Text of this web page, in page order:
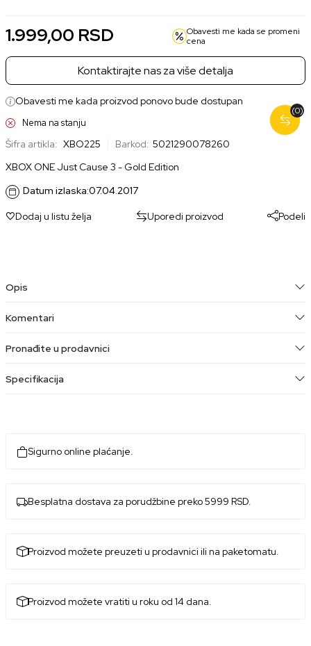
1.999,00 RSD
Obavesti me kada se promeni
cena
Kontaktirajte nas za više detalja
Obavesti me kada proizvod ponovo bude dostupan
Nema na stanju
Šifra artikla: XBO225 Barkod: 5021290078260
XBOX ONE Just Cause 3 - Gold Edition
Datum izlaska:07.04.2017
Dodaj u listu želja Uporedi proizvod Podeli
(0)
Opis
Komentari
Pronađite u prodavnici
Specifikacija
Sigurno online plaćanje.
Besplatna dostava za porudžbine preko 5999 RSD.
Proizvod možete preuzeti u prodavnici ili na paketomatu.
Proizvod možete vratiti u roku od 14 dana.